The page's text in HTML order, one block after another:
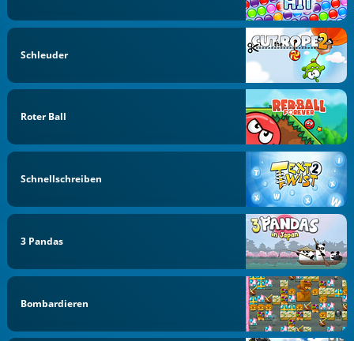
Schleuder
Roter Ball
Schnellschreiben
3 Pandas
Bombardieren